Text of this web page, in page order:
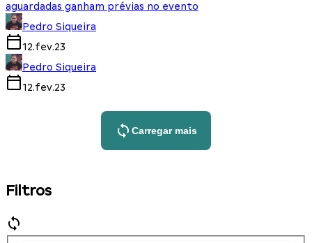
aguardadas ganham prévias no evento
Pedro Siqueira
12.fev.23
Pedro Siqueira
12.fev.23
Carregar mais
Filtros